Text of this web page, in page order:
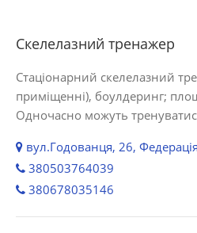
Скелелазний тренажер
Стаціонарний скелелазний
приміщенні), боулдеринг;
Одночасно можуть
вул.Годованця, 26,
380503764039
380678035146